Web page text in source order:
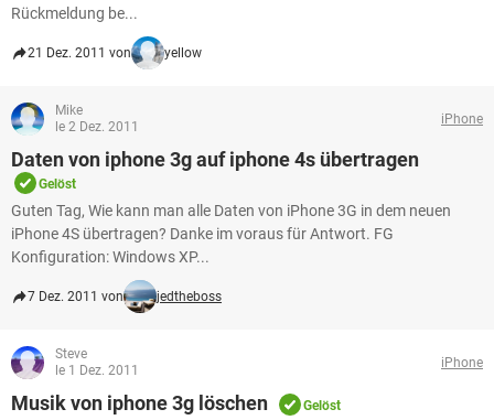
Rückmeldung be...
21 Dez. 2011 von yellow
Mike
le 2 Dez. 2011
iPhone
Daten von iphone 3g auf iphone 4s übertragen
Gelöst
Guten Tag, Wie kann man alle Daten von iPhone 3G in dem neuen
iPhone 4S übertragen? Danke im voraus für Antwort. FG
Konfiguration: Windows XP...
7 Dez. 2011 von jedtheboss
Steve
le 1 Dez. 2011
iPhone
Musik von iphone 3g löschen Gelöst